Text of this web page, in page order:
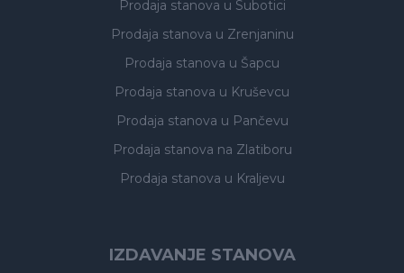
Prodaja stanova u Subotici
Prodaja stanova u Zrenjaninu
Prodaja stanova u Šapcu
Prodaja stanova u Kruševcu
Prodaja stanova u Pančevu
Prodaja stanova na Zlatiboru
Prodaja stanova u Kraljevu
IZDAVANJE STANOVA